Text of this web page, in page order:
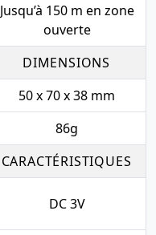
Jusqu’à 150 m en zone
ouverte
DIMENSIONS
50 x 70 x 38 mm
86g
CARACTÉRISTIQUES
DC 3V